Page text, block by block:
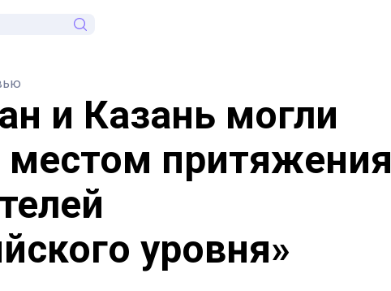
и Казань могли
местом притяжения
уровня»